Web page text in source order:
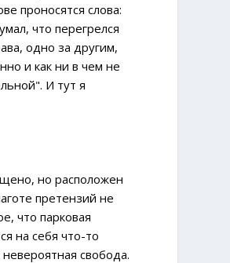
проносятся слова:
что перегрелся
одно за другим,
и как ни в чем не
И тут я
но расположен
претензий не
что парковая
на себя что-то
свобода.